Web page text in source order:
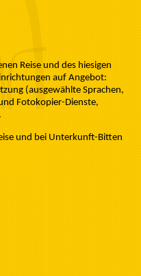
Reise und des hiesigen
auf Angebot:
(ausgewählte Sprachen,
Fotokopier-Dienste,
und bei Unterkunft-Bitten